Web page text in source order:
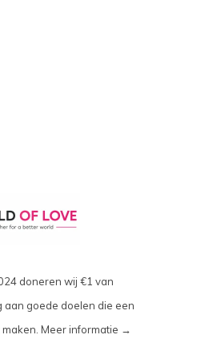
doneren wij €1 van
aan goede doelen die een
Meer informatie →